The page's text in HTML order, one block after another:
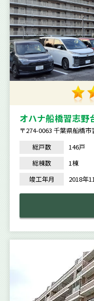
オハナ船橋習志野
〒274-0063 千葉県船橋
総戸数
146戸
総棟数
1棟
竣工年月
2018年